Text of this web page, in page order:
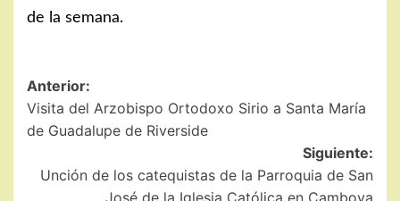
de la semana.
Navegación
de
entradas
Anterior:
Visita del Arzobispo Ortodoxo Sirio a Santa María
de Guadalupe de Riverside
Siguiente:
Unción de los catequistas de la Parroquia de San